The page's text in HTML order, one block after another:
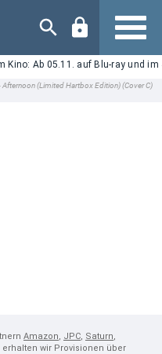
Navigation
Kino: Ab 05.11. auf Blu-ray und im
Afternoon (Limited Hartbox Edition) (Cover C)
Amazon, JPC, Saturn,
erhalten wir Provisionen über